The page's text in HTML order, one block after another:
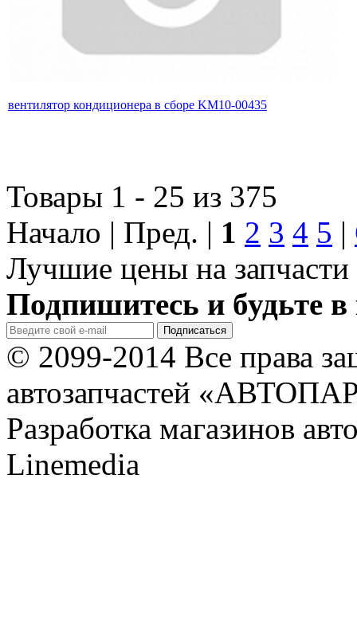
вентилятор кондиционера в сборе KM10-00435
Товары 1 - 25 из 375
Начало | Пред. | 1 2 3 4 5 |
Лучшие цены на запчасти
Подпишитесь и будьте в
© 2099-2014 Все права
автозапчастей
Разработка магазинов
Linemedia